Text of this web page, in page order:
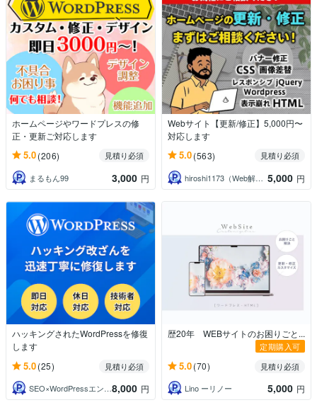
ホームページやワードプレスの修
正・更新ご対応します
5.0(206)
見積り必須
まるもん99
3,000 円
Webサイト【更新/修正】5,000円〜
対応します
5.0(563)
見積り必須
hiroshi1173（Web解析士）
5,000 円
ハッキングされたWordPressを修復
します
5.0(25)
見積り必須
SEO×WordPressエンジニア瀬尾 8,000 円
歴20年 WEBサイトのお困りごと...
定期購入可
5.0(70)
見積り必須
Lino ーリノー
5,000 円